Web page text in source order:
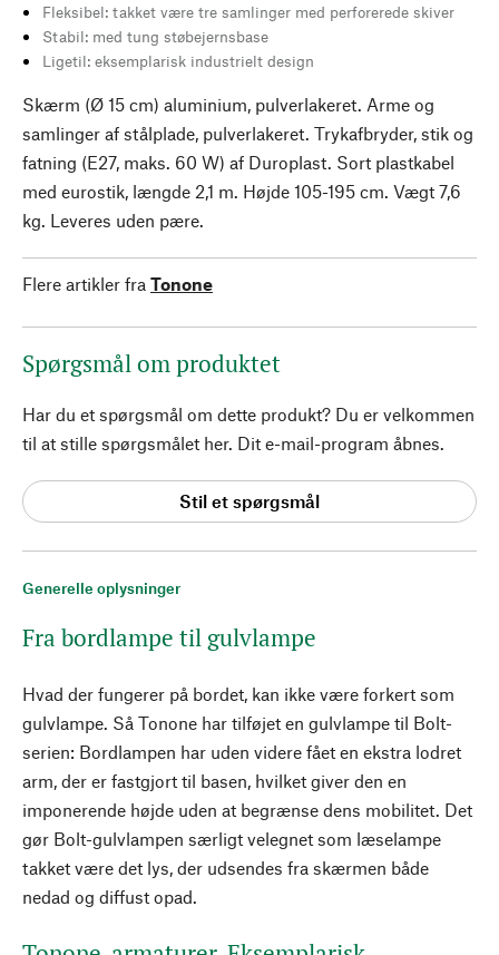
Generelle oplysninger
Fra bordlampe til gulvlampe
Hvad der fungerer på bordet, kan ikke være forkert som
gulvlampe. Så Tonone har tilføjet en gulvlampe til Bolt-
serien: Bordlampen har uden videre fået en ekstra lodret
arm, der er fastgjort til basen, hvilket giver den en
imponerende højde uden at begrænse dens mobilitet. Det
gør Bolt-gulvlampen særligt velegnet som læselampe
takket være det lys, der udsendes fra skærmen både
nedad og diffust opad.
Fleksibel: takket være tre samlinger med perforerede skiver
Stabil: med tung støbejernsbase
Ligetil: eksemplarisk industrielt design
Skærm (Ø 15 cm) aluminium, pulverlakeret. Arme og
samlinger af stålplade, pulverlakeret. Trykafbryder, stik og
fatning (E27, maks. 60 W) af Duroplast. Sort plastkabel
med eurostik, længde 2,1 m. Højde 105-195 cm. Vægt 7,6
kg. Leveres uden pære.
Flere artikler fra Tonone
Spørgsmål om produktet
Har du et spørgsmål om dette produkt? Du er velkommen
til at stille spørgsmålet her. Dit e-mail-program åbnes.
Stil et spørgsmål